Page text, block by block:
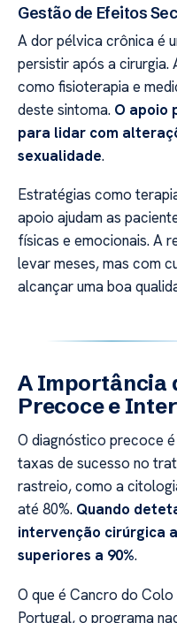
Gestão de Efeitos
A dor pélvica crônica é
persistir após a cirurgia.
como fisioterapia e
deste sintoma. O apoio
para lidar com
sexualidade.
Estratégias como
apoio ajudam as
físicas e emocionais. A
levar meses, mas com
alcançar uma boa
A Importância
Precoce e
O diagnóstico precoce
taxas de sucesso no
rastreio, como a
até 80%. Quando
intervenção cirúrgica
superiores a 90%.
O que é Cancro do
Portugal, o programa